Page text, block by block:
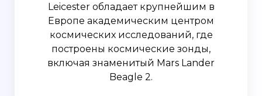
Leicester обладает крупнейшим в
Европе академическим центром
космических исследований, где
построены космические зонды,
включая знаменитый Mars Lander
Beagle 2.